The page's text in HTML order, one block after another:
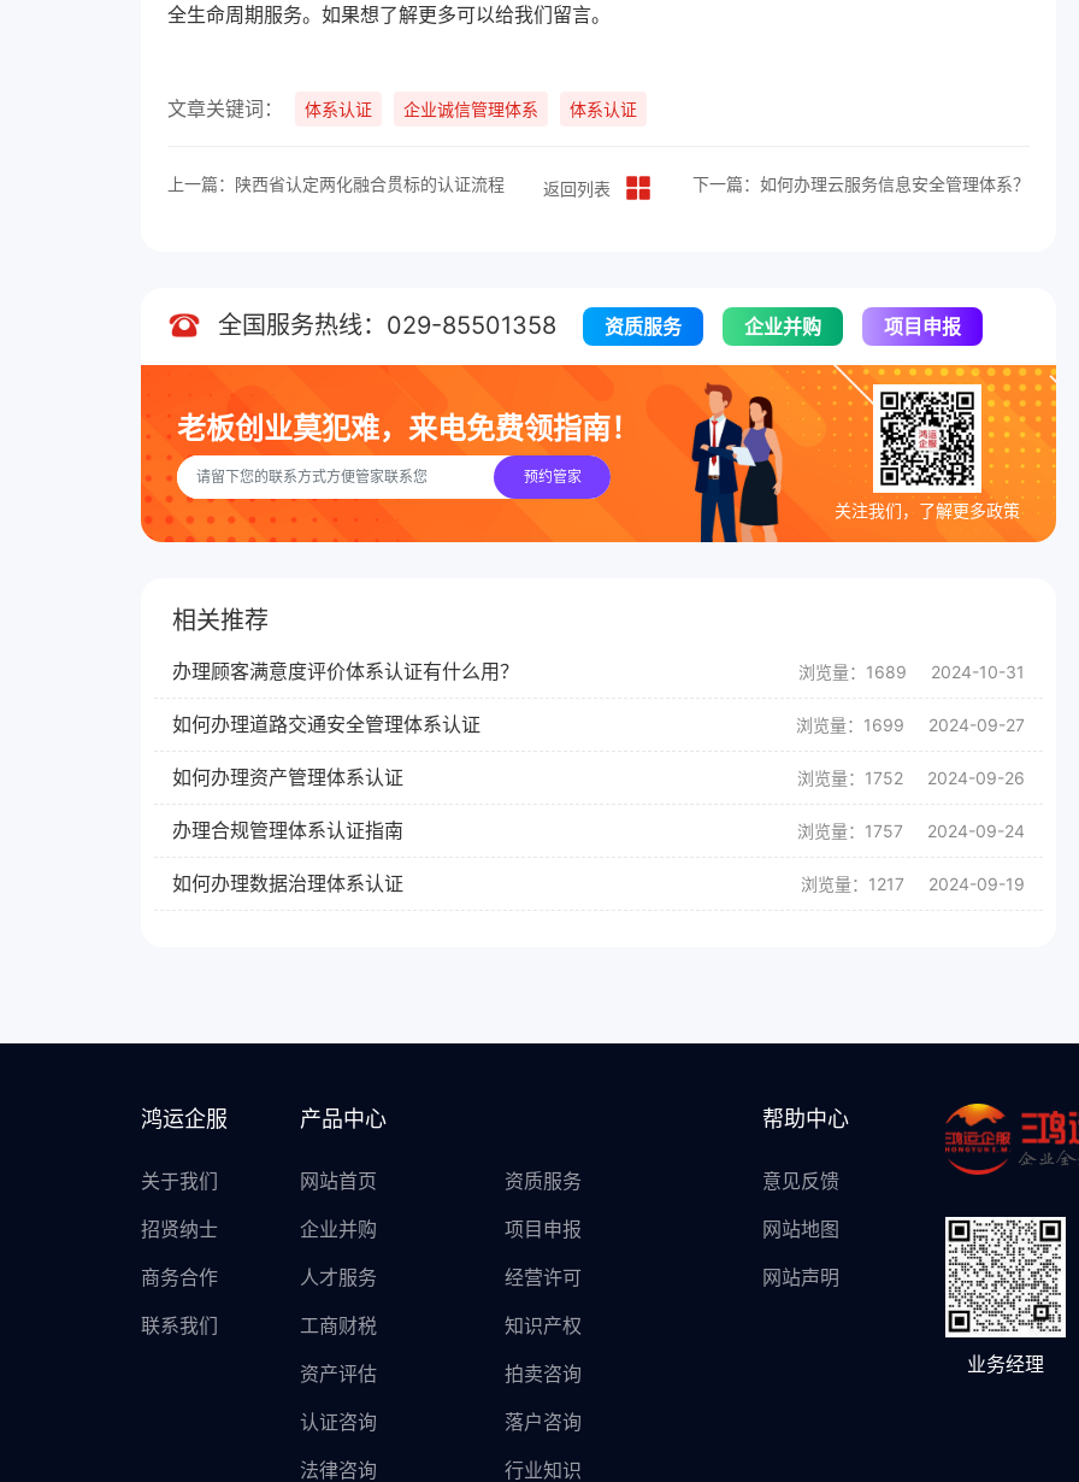
全生命周期服务。如果想了解更多可以给我们留言。
文章关键词： 体系认证 企业诚信管理体系 体系认证
上一篇：陕西省认定两化融合贯标的认证流程 返回列表 下一篇：如何办理云服务信息安全管理体系？
全国服务热线：029-85501358 资质服务 企业并购 项目申报
老板创业莫犯难，来电免费领指南！
预约管家
关注我们，了解更多政策
相关推荐
办理顾客满意度评价体系认证有什么用？ 浏览量：1689 2024-10-31
如何办理道路交通安全管理体系认证 浏览量：1699 2024-09-27
如何办理资产管理体系认证 浏览量：1752 2024-09-26
办理合规管理体系认证指南 浏览量：1757 2024-09-24
如何办理数据治理体系认证 浏览量：1217 2024-09-19
鸿运企服
关于我们
招贤纳士
商务合作
联系我们
产品中心
网站首页
资质服务
企业并购
项目申报
人才服务
经营许可
工商财税
知识产权
资产评估
拍卖咨询
认证咨询
落户咨询
法律咨询
行业知识
帮助中心
意见反馈
网站地图
网站声明
业务经理